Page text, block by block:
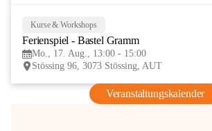
Kurse & Workshops
Ferienspiel - Bastel Gramm
Mo., 17. Aug., 13:00 - 15:00
Stössing 96, 3073 Stössing, AUT
Veranstaltungskalender